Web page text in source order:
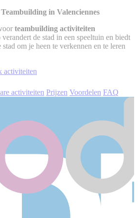
in Valenciennes
teambuilding activiteiten
verandert de stad in een speeltuin en biedt
om je heen te verkennen en te leren
activiteiten
activiteiten Prijzen Voordelen FAQ